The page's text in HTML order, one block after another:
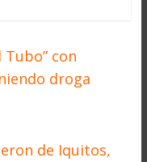
con
droga
de Iquitos,